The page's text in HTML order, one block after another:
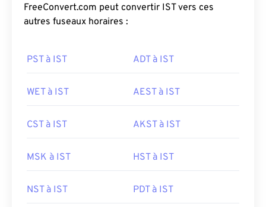
FreeConvert.com peut convertir IST vers ces
autres fuseaux horaires :
PST à IST ADT à IST
WET à IST AEST à IST
CST à IST AKST à IST
MSK à IST HST à IST
NST à IST PDT à IST